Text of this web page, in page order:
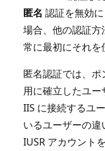
匿名 認証を無効
場合、他の認証方
常に最初にそれを
匿名認証では、
用に確立したユー
IIS に接続するユ
いるユーザーの
IUSR アカウント